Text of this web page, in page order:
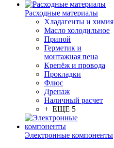
Расходные материалы
Хладагенты и химия
Масло холодильное
Припой
Герметик и
монтажная пена
Крепёж и провода
Прокладки
Флюс
Дренаж
Наличный расчет
+ ЕЩЕ 5
Электронные компоненты